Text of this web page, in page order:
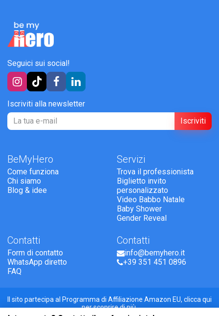
Seguici sui social!
Iscriviti alla newsletter
Iscriviti
BeMyHero
Come funziona
Chi siamo
Blog & idee
Servizi
Trova il professionista
Biglietto invito
personalizzato
Video Babbo Natale
Baby Shower
Gender Reveal
Contatti
Form di contatto
WhatsApp diretto
FAQ
Contatti
info@bemyhero.it
+39 351 451 0896
Il sito partecipa al Programma di Affiliazione Amazon EU, clicca qui
per scoprire di più.